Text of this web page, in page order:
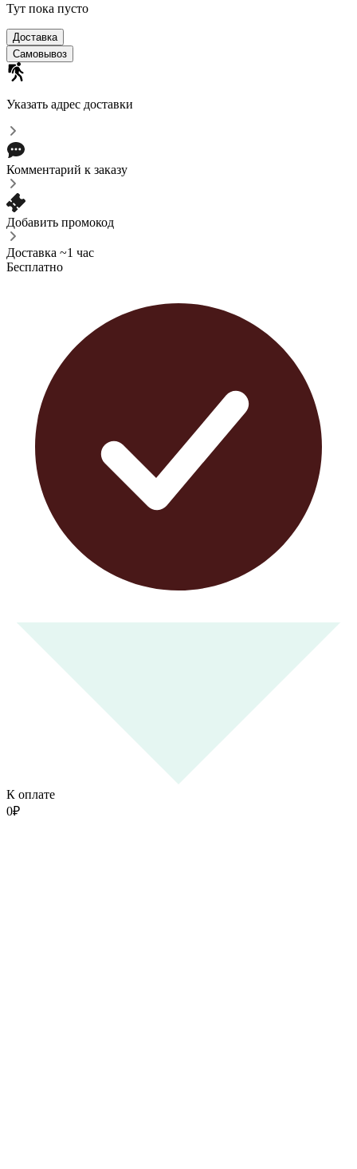
Тут пока пусто
Доставка
Самовывоз
Указать адрес доставки
Комментарий к заказу
Добавить промокод
Доставка ~1 час
Бесплатно
К оплате
0₽